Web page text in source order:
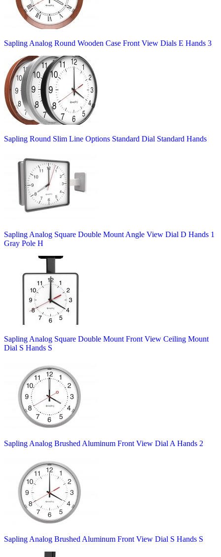
Sapling Analog Round Wooden Case Front View Dials E Hands 3
Sapling Round Slim Line Options Standard Dial Standard Hands
Sapling Analog Square Double Mount Angle View Dial D Hands 1
Gray Pole H
Sapling Analog Square Double Mount Front View Ceiling Mount
Dial S Hands S
Sapling Analog Brushed Aluminum Front View Dial A Hands 2
Sapling Analog Brushed Aluminum Front View Dial S Hands S